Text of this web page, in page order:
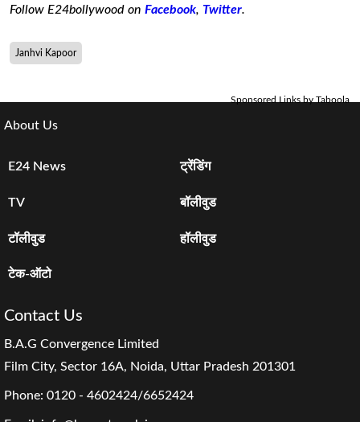
Follow E24bollywood on Facebook, Twitter.
Janhvi Kapoor
Sponsored Links by Taboola
About Us
E24 News ट्रेंडिंग
TV बॉलीवुड
टॉलीवुड हॉलीवुड
टेक-ऑटो
Contact Us
B.A.G Convergence Limited
Film City, Sector 16A, Noida, Uttar Pradesh 201301
Phone: 0120 - 4602424/6652424